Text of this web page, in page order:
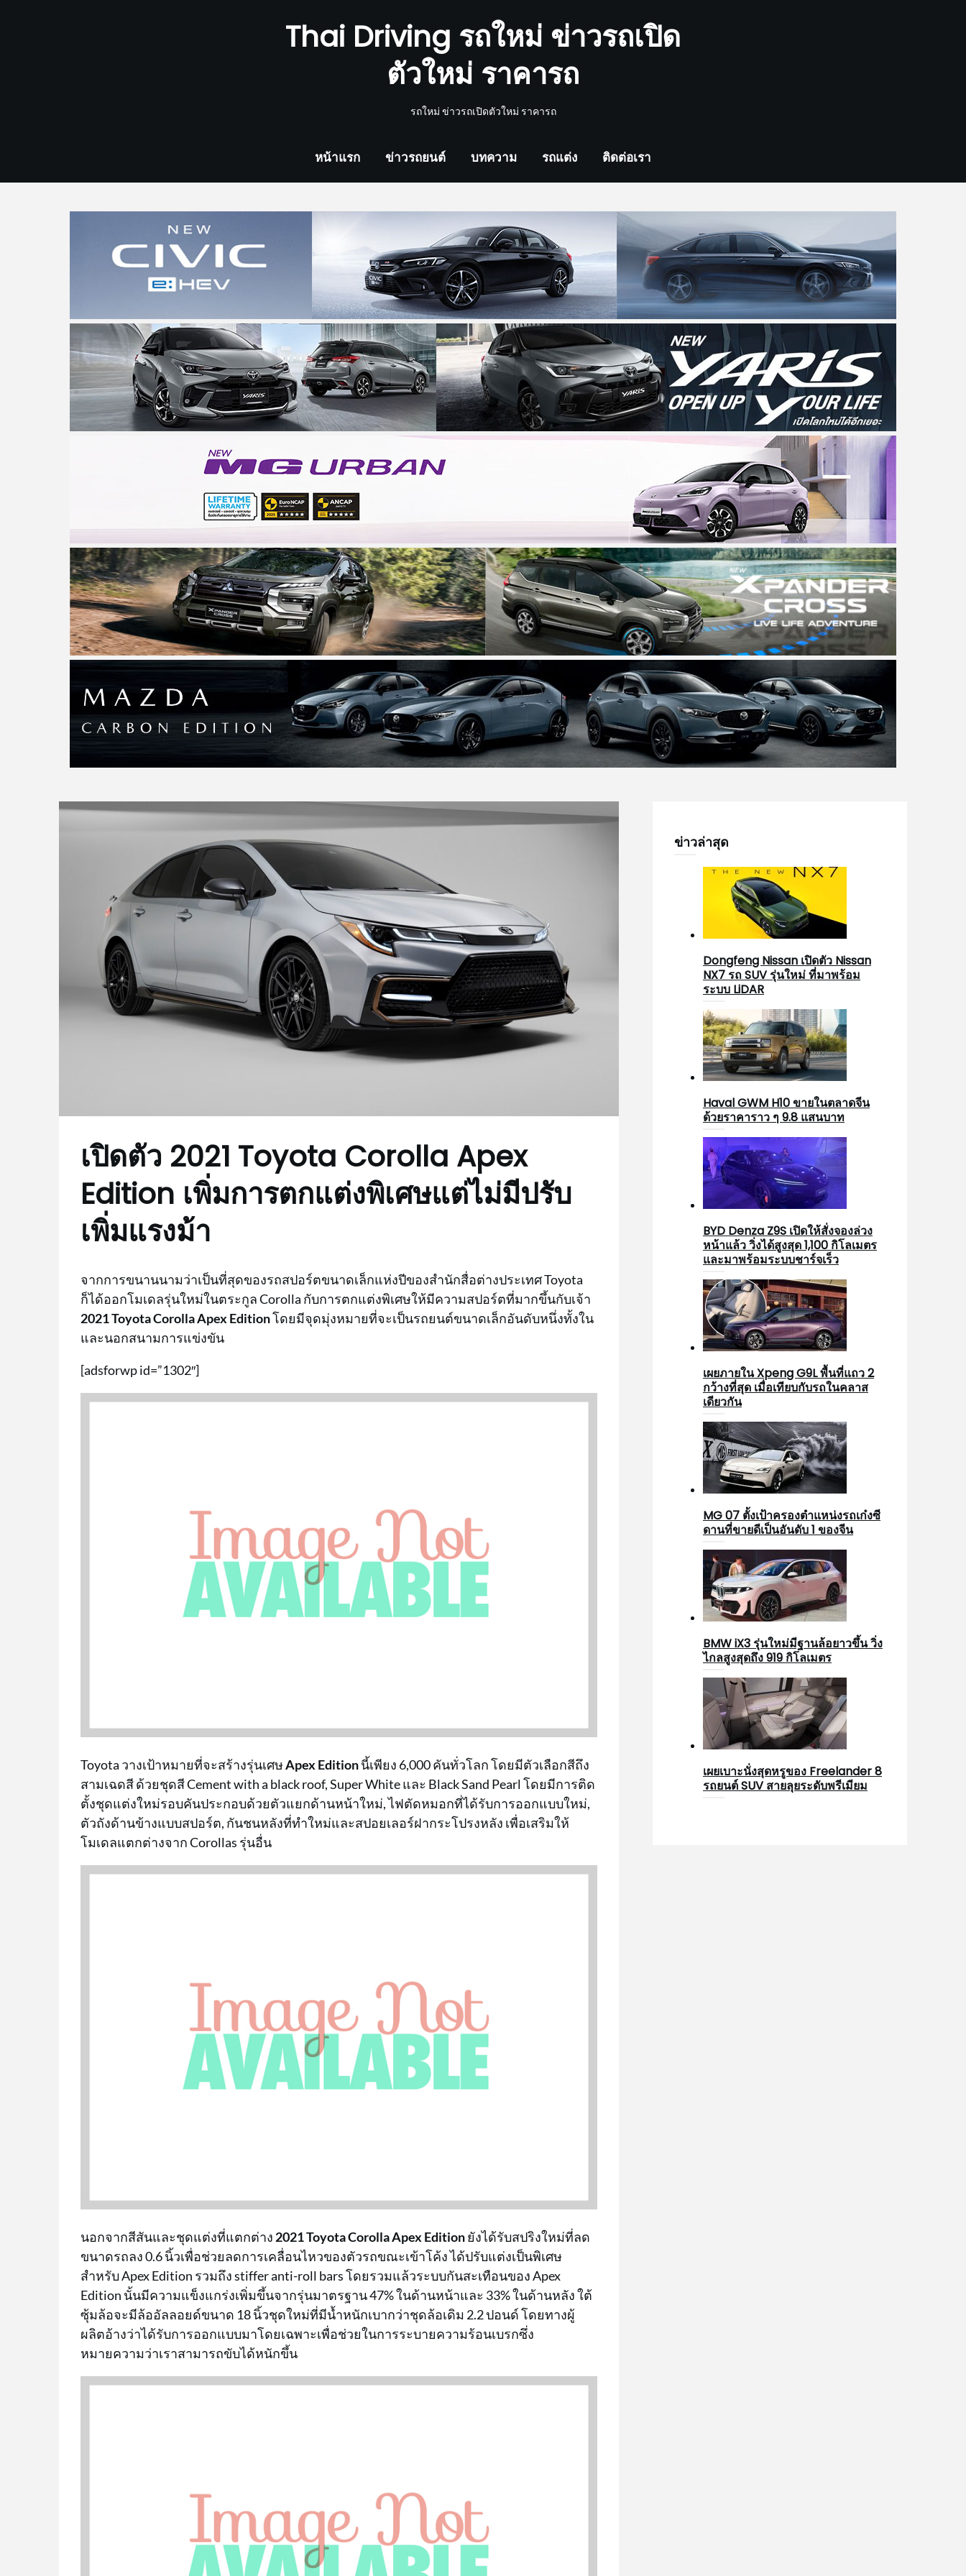
Thai Driving รถใหม่ ข่าวรถเปิด
ตัวใหม่ ราคารถ
รถใหม่ ข่าวรถเปิดตัวใหม่ ราคารถ
หน้าแรก ข่าวรถยนต์ บทความ รถแต่ง ติดต่อเรา
เปิดตัว 2021 Toyota Corolla Apex
Edition เพิ่มการตกแต่งพิเศษแต่ไม่มีปรับ
เพิ่มแรงม้า
จากการขนานนามว่าเป็นที่สุดของรถสปอร์ตขนาดเล็กแห่งปีของสำนักสื่อต่างประเทศ Toyota
ก็ได้ออกโมเดลรุ่นใหม่ในตระกูล Corolla กับการตกแต่งพิเศษให้มีความสปอร์ตที่มากขึ้นกับเจ้า
2021 Toyota Corolla Apex Editionโดยมีจุดมุ่งหมายที่จะเป็นรถยนต์ขนาดเล็กอันดับหนึ่งทั้งใน
และนอกสนามการแข่งขัน
[adsforwp id=”1302″]
Toyota วางเป้าหมายที่จะสร้างรุ่นเศษApex Editionนี้เพียง 6,000 คันทั่วโลก โดยมีตัวเลือกสีถึง
สามเฉดสี ด้วยชุดสี Cement with a black roof, Super White และ Black Sand Pearl โดยมีการติด
ตั้งชุดแต่งใหม่รอบคันประกอบด้วยตัวแยกด้านหน้าใหม่, ไฟตัดหมอกที่ได้รับการออกแบบใหม่,
ตัวถังด้านข้างแบบสปอร์ต, กันชนหลังที่ทำใหม่และสปอยเลอร์ฝากระโปรงหลัง เพื่อเสริมให้
โมเดลแตกต่างจาก Corollas รุ่นอื่น
นอกจากสีสันและชุดแต่งที่แตกต่าง 2021 Toyota Corolla Apex Editionยังได้รับสปริงใหม่ที่ลด
ขนาดรถลง 0.6 นิ้วเพื่อช่วยลดการเคลื่อนไหวของตัวรถขณะเข้าโค้ง ได้ปรับแต่งเป็นพิเศษ
สำหรับ Apex Edition รวมถึง stiffer anti-roll bars โดยรวมแล้วระบบกันสะเทือนของ Apex
Edition นั้นมีความแข็งแกร่งเพิ่มขึ้นจากรุ่นมาตรฐาน 47% ในด้านหน้าและ 33% ในด้านหลัง ใต้
ซุ้มล้อจะมีล้ออัลลอยด์ขนาด 18 นิ้วชุดใหม่ที่มีน้ำหนักเบากว่าชุดล้อเดิม 2.2 ปอนด์ โดยทางผู้
ผลิตอ้างว่าได้รับการออกแบบมาโดยเฉพาะเพื่อช่วยในการระบายความร้อนเบรกซึ่ง
หมายความว่าเราสามารถขับได้หนักขึ้น
ข่าวล่าสุด
Dongfeng Nissan เปิดตัว Nissan
NX7 รถ SUV รุ่นใหม่ ที่มาพร้อม
ระบบ LiDAR
Haval GWM H10 ขายในตลาดจีน
ด้วยราคาราว ๆ 9.8 แสนบาท
BYD Denza Z9S เปิดให้สั่งจองล่วง
หน้าแล้ว วิ่งได้สูงสุด 1,100 กิโลเมตร
และมาพร้อมระบบชาร์จเร็ว
เผยภายใน Xpeng G9L พื้นที่แถว 2
กว้างที่สุด เมื่อเทียบกับรถในคลาส
เดียวกัน
MG 07 ตั้งเป้าครองตำแหน่งรถเก๋งซี
ดานที่ขายดีเป็นอันดับ 1 ของจีน
BMW iX3 รุ่นใหม่มีฐานล้อยาวขึ้น วิ่ง
ไกลสูงสุดถึง 919 กิโลเมตร
เผยเบาะนั่งสุดหรูของ Freelander 8
รถยนต์ SUV สายลุยระดับพรีเมียม